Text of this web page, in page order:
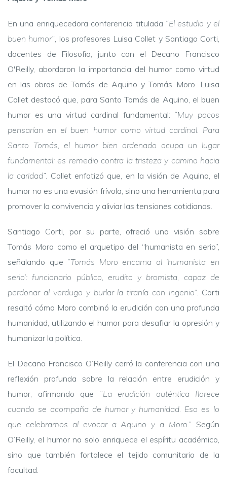
En una enriquecedora conferencia titulada “El estudio y el
buen humor”, los profesores Luisa Collet y Santiago Corti,
docentes de Filosofía, junto con el Decano Francisco
O'Reilly, abordaron la importancia del humor como virtud
en las obras de Tomás de Aquino y Tomás Moro. Luisa
Collet destacó que, para Santo Tomás de Aquino, el buen
humor es una virtud cardinal fundamental: “Muy pocos
pensarían en el buen humor como virtud cardinal. Para
Santo Tomás, el humor bien ordenado ocupa un lugar
fundamental: es remedio contra la tristeza y camino hacia
la caridad”. Collet enfatizó que, en la visión de Aquino, el
humor no es una evasión frívola, sino una herramienta para
promover la convivencia y aliviar las tensiones cotidianas.
Santiago Corti, por su parte, ofreció una visión sobre
Tomás Moro como el arquetipo del “humanista en serio”,
señalando que “Tomás Moro encarna al ‘humanista en
serio’: funcionario público, erudito y bromista, capaz de
perdonar al verdugo y burlar la tiranía con ingenio”. Corti
resaltó cómo Moro combinó la erudición con una profunda
humanidad, utilizando el humor para desafiar la opresión y
humanizar la política.
El Decano Francisco O’Reilly cerró la conferencia con una
reflexión profunda sobre la relación entre erudición y
humor, afirmando que “La erudición auténtica florece
cuando se acompaña de humor y humanidad. Eso es lo
que celebramos al evocar a Aquino y a Moro.” Según
O’Reilly, el humor no solo enriquece el espíritu académico,
sino que también fortalece el tejido comunitario de la
facultad.